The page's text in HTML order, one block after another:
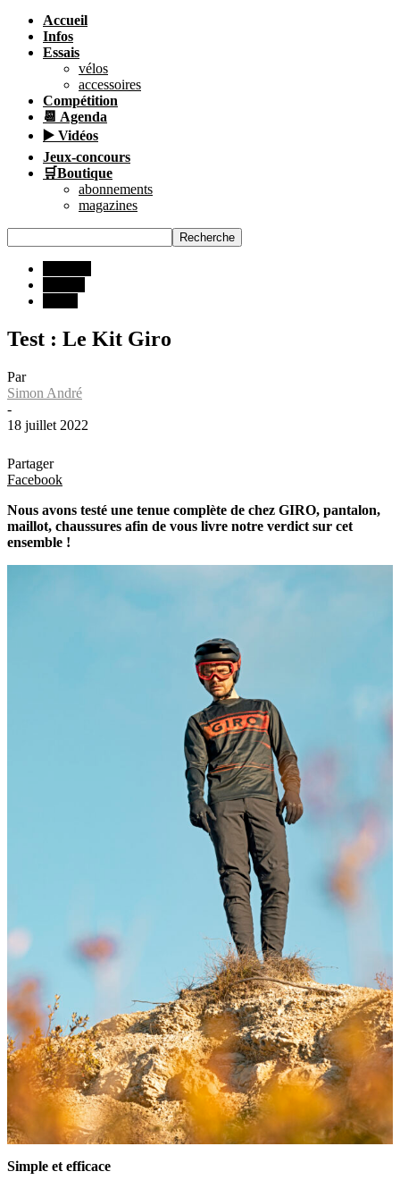
Accueil
Infos
Essais
vélos
accessoires
Compétition
📆 Agenda
▶️ Vidéos
Jeux-concours
🛒Boutique
abonnements
magazines
Test : Le Kit Giro
Par
Simon André
-
18 juillet 2022
Partager
Facebook
Nous avons testé une tenue complète de chez GIRO, pantalon,
maillot, chaussures afin de vous livre notre verdict sur cet
ensemble !
Simple et efficace